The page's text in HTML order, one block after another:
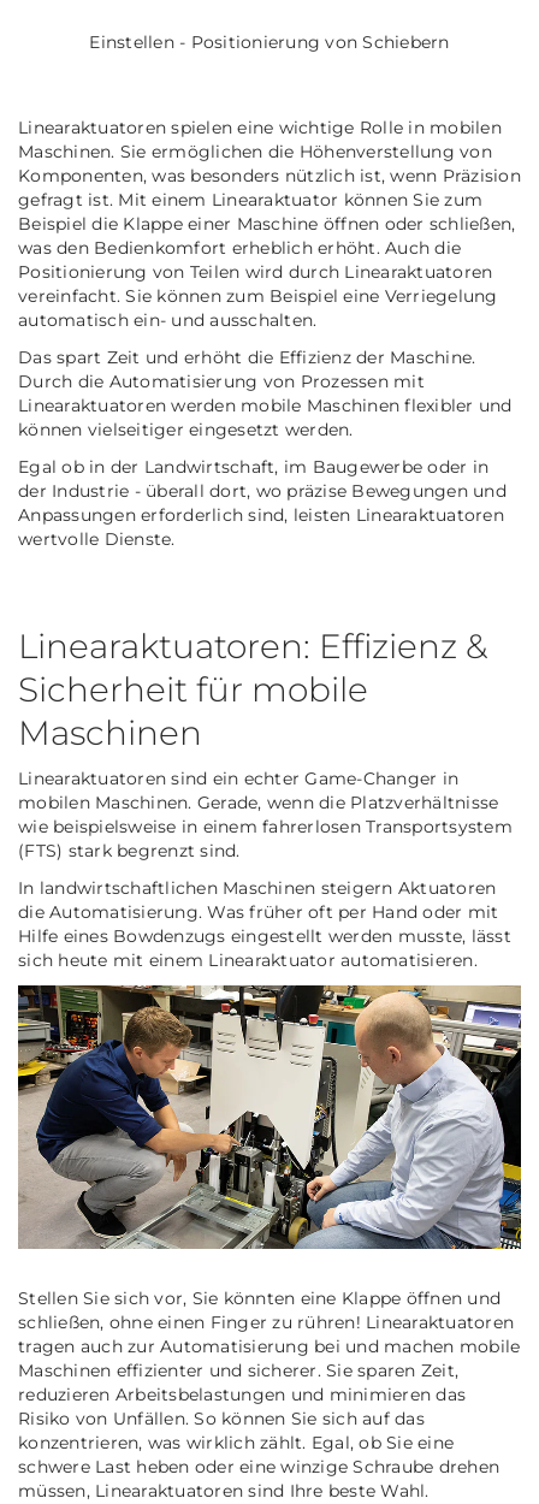
Einstellen - Positionierung von Schiebern
Linearaktuatoren spielen eine wichtige Rolle in mobilen
Maschinen. Sie ermöglichen die Höhenverstellung von
Komponenten, was besonders nützlich ist, wenn Präzision
gefragt ist. Mit einem Linearaktuator können Sie zum
Beispiel die Klappe einer Maschine öffnen oder schließen,
was den Bedienkomfort erheblich erhöht. Auch die
Positionierung von Teilen wird durch Linearaktuatoren
vereinfacht. Sie können zum Beispiel eine Verriegelung
automatisch ein- und ausschalten.
Das spart Zeit und erhöht die Effizienz der Maschine.
Durch die Automatisierung von Prozessen mit
Linearaktuatoren werden mobile Maschinen flexibler und
können vielseitiger eingesetzt werden.
Egal ob in der Landwirtschaft, im Baugewerbe oder in
der Industrie - überall dort, wo präzise Bewegungen und
Anpassungen erforderlich sind, leisten Linearaktuatoren
wertvolle Dienste.
Linearaktuatoren: Effizienz &
Sicherheit für mobile
Maschinen
Linearaktuatoren sind ein echter Game-Changer in
mobilen Maschinen. Gerade, wenn die Platzverhältnisse
wie beispielsweise in einem fahrerlosen Transportsystem
(FTS) stark begrenzt sind.
In landwirtschaftlichen Maschinen steigern Aktuatoren
die Automatisierung. Was früher oft per Hand oder mit
Hilfe eines Bowdenzugs eingestellt werden musste, lässt
sich heute mit einem Linearaktuator automatisieren.
Stellen Sie sich vor, Sie könnten eine Klappe öffnen und
schließen, ohne einen Finger zu rühren! Linearaktuatoren
tragen auch zur Automatisierung bei und machen mobile
Maschinen effizienter und sicherer. Sie sparen Zeit,
reduzieren Arbeitsbelastungen und minimieren das
Risiko von Unfällen. So können Sie sich auf das
konzentrieren, was wirklich zählt. Egal, ob Sie eine
schwere Last heben oder eine winzige Schraube drehen
müssen, Linearaktuatoren sind Ihre beste Wahl.